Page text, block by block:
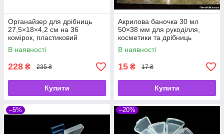
Органайзер для дрібниць
27,5×18×4,2 см на 36
комірок, пластиковий
контейнер зі знімними
перегородками
В наявності
228 ₴ 235 ₴
Купити
Акрилова баночка 30 мл
50×38 мм для рукоділля,
косметики та дрібниць
В наявності
15 ₴ 17 ₴
Купити
–5% –20%